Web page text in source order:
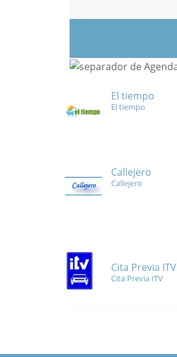
El tiempo
El tiempo
Callejero
Callejero
Cita Previa ITV
Cita Previa ITV